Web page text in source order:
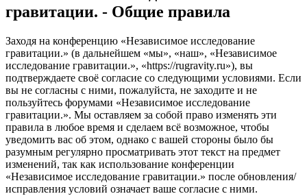
гравитации. - Общие правила
Заходя на конференцию «Независимое исследование
гравитации.» (в дальнейшем «мы», «наш», «Независимое
исследование гравитации.», «https://rugravity.ru»), вы
подтверждаете своё согласие со следующими условиями. Если
вы не согласны с ними, пожалуйста, не заходите и не
пользуйтесь форумами «Независимое исследование
гравитации.». Мы оставляем за собой право изменять эти
правила в любое время и сделаем всё возможное, чтобы
уведомить вас об этом, однако с вашей стороны было бы
разумным регулярно просматривать этот текст на предмет
изменений, так как использование конференции
«Независимое исследование гравитации.» после обновления/
исправления условий означает ваше согласие с ними.